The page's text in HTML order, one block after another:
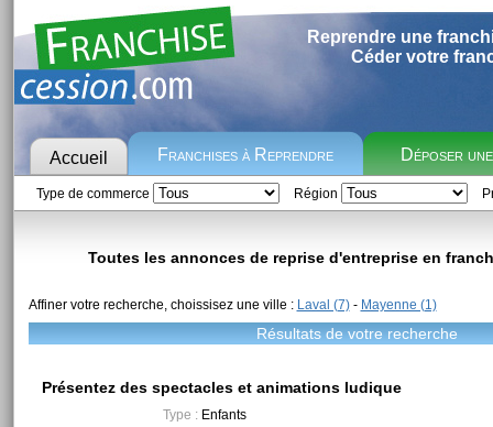
Reprendre une
Céder votre
Accueil Franchises à Reprendre Déposer
Type de commerce Région
Toutes les annonces de reprise d'entreprise en
Affiner votre recherche, choissisez une ville : Laval (7)- Mayenne (1)
Résultats de votre recherche
Présentez des spectacles et animations ludique
Type :Enfants